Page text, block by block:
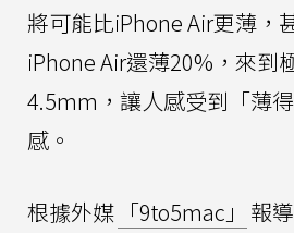
將可能比iPhone Air更薄，
iPhone Air還薄20%，來到
4.5mm，讓人感受到「薄
感。
根據外媒 「9to5mac」 報